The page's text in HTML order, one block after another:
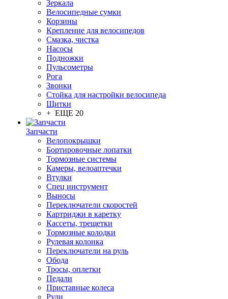
Зеркала
Велосипедные сумки
Корзины
Крепление для велосипедов
Смазка, чистка
Насосы
Подножки
Пульсометры
Рога
Звонки
Стойка для настройки велосипеда
Щитки
+ ЕЩЕ 20
Запчасти
Велопокрышки
Бортировочные лопатки
Тормозные системы
Камеры, велоаптечки
Втулки
Спец инструмент
Выносы
Переключатели скоростей
Картриджи в каретку
Кассеты, трещетки
Тормозные колодки
Рулевая колонка
Переключатели на руль
Обода
Тросы, оплетки
Педали
Приставные колеса
Рули